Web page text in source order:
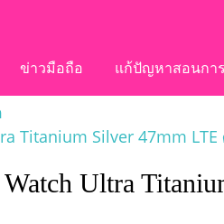
ข่าวมือถือ แก้ปัญหาสอนกา
Titanium Silver 47mm
Ultra